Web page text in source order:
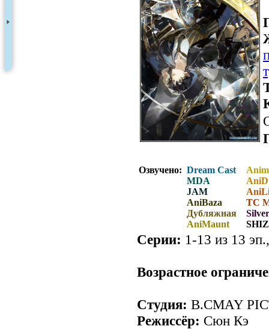
Озвучено: Dream Cast
MDA
JAM
AniBaza
Дубляжная
AniMaunt
ТС
Серии: 1-13 из 13
Возрастное
Студия: B.CMAY
Режиссёр: Сюн Кэ